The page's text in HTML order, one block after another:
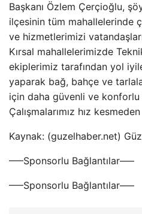
Başkanı Özlem Çerçioğlu,
ilçesinin tüm mahallelerinde
ve hizmetlerimizi
Kırsal mahallelerimizde
ekiplerimiz tarafından yol
yaparak bağ, bahçe ve
için daha güvenli ve
Çalışmalarımız hız
Kaynak: (guzelhaber.net)
—–Sponsorlu Bağlantılar—–
—–Sponsorlu Bağlantılar—–